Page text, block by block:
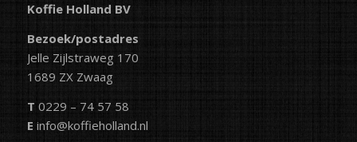
Koffie Holland BV
Bezoek/postadres
Jelle Zijlstraweg 170
1689 ZX Zwaag
T 0229 – 74 57 58
E info@koffieholland.nl